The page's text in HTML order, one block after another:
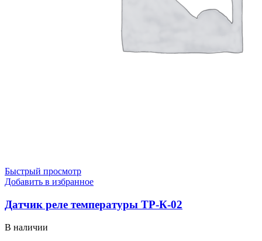
Быстрый просмотр
Добавить в избранное
Датчик реле температуры ТР-К-02
В наличии